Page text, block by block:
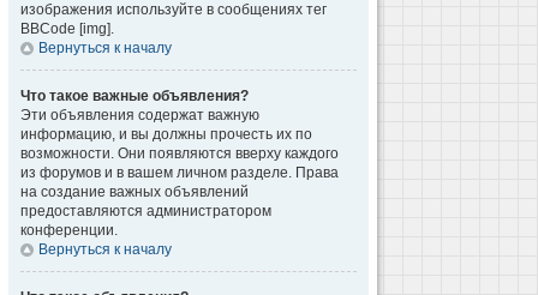
изображения используйте в сообщениях тег
BBCode [img].
Вернуться к началу
Что такое важные объявления?
Эти объявления содержат важную
информацию, и вы должны прочесть их по
возможности. Они появляются вверху каждого
из форумов и в вашем личном разделе. Права
на создание важных объявлений
предоставляются администратором
конференции.
Вернуться к началу